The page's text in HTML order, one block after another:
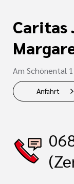
Caritas
Am Schönental
Anfahrt